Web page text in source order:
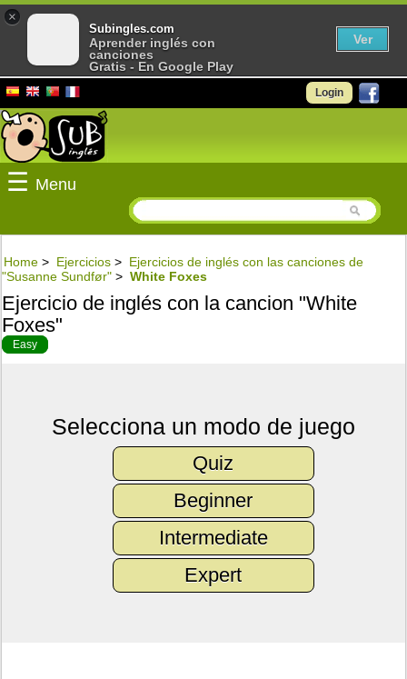
Login
☰ Menu
Home > Ejercicios > Ejercicios de inglés con las canciones de
"Susanne Sundfør" > White Foxes
Ejercicio de inglés con la cancion "White
Foxes"
Easy
Selecciona un modo de juego
Quiz
Beginner
Intermediate
Expert
×
Subingles.com
Aprender inglés con
canciones
Gratis - En Google Play
Ver